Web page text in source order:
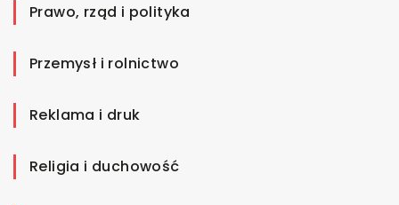
Prawo, rząd i polityka
Przemysł i rolnictwo
Reklama i druk
Religia i duchowość